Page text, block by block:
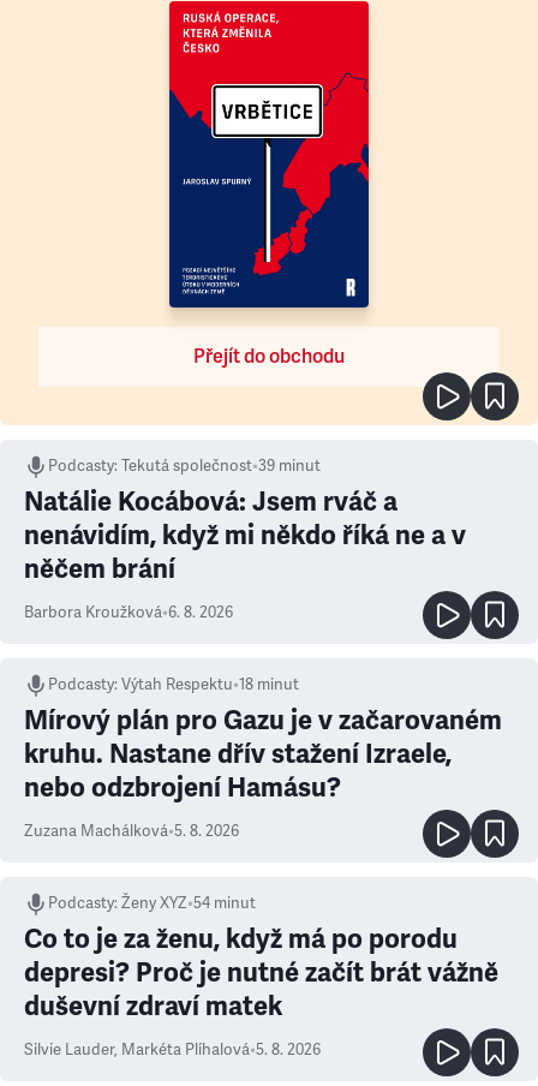
Přejít do obchodu
Podcasty:Tekutá společnost•39 minut
Natálie Kocábová: Jsem rváč a
nenávidím, když mi někdo říká ne a v
něčem brání
Barbora Kroužková•6. 8. 2026
Podcasty:Výtah Respektu•18 minut
Mírový plán pro Gazu je v začarovaném
kruhu. Nastane dřív stažení Izraele,
nebo odzbrojení Hamásu?
Zuzana Machálková•5. 8. 2026
Podcasty:Ženy XYZ•54 minut
Co to je za ženu, když má po porodu
depresi? Proč je nutné začít brát vážně
duševní zdraví matek
Silvie Lauder, Markéta Plíhalová•5. 8. 2026